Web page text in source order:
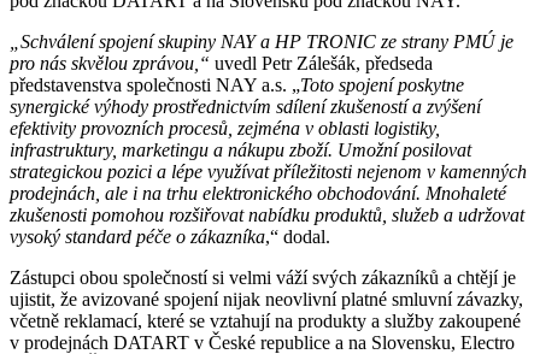
„Schválení spojení skupiny NAY a HP TRONIC ze strany PMÚ je
pro nás skvělou zprávou,“ uvedl Petr Zálešák, předseda
představenstva společnosti NAY a.s. „Toto spojení poskytne
synergické výhody prostřednictvím sdílení zkušeností a zvýšení
efektivity provozních procesů, zejména v oblasti logistiky,
infrastruktury, marketingu a nákupu zboží. Umožní posilovat
strategickou pozici a lépe využívat příležitosti nejenom v kamenných
prodejnách, ale i na trhu elektronického obchodování. Mnohaleté
zkušenosti pomohou rozšiřovat nabídku produktů, služeb a udržovat
vysoký standard péče o zákazníka,“ dodal.
Zástupci obou společností si velmi váží svých zákazníků a chtějí je
ujistit, že avizované spojení nijak neovlivní platné smluvní závazky,
včetně reklamací, které se vztahují na produkty a služby zakoupené
v prodejnách DATART v České republice a na Slovensku, Electro